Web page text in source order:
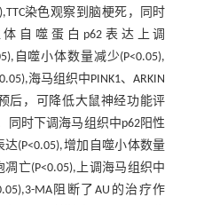
染色观察到脑梗死，同时
自噬蛋白p62表达上调
自噬小体数量减少(P<0.05),
海马组织中PINK1、ARKIN
后，可降低大鼠神经功能评
同时下调海马组织中p62阳性
达(P<0.05),增加自噬小体数量
亡(P<0.05),上调海马组织中
MA阻断了AU的治疗作